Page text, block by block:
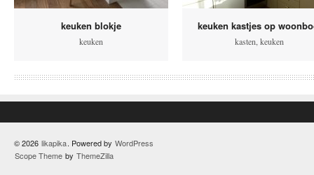
keuken blokje
keuken
keuken kastjes op
kasten keuken
© 2026 likapika. Powered by WordPress
Scope Theme by ThemeZilla